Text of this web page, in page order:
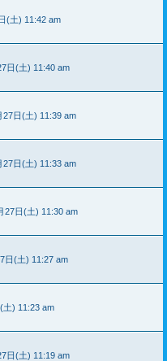
(土) 11:42 am
日(土) 11:40 am
27日(土) 11:39 am
27日(土) 11:33 am
27日(土) 11:30 am
日(土) 11:27 am
土) 11:23 am
日(土) 11:19 am